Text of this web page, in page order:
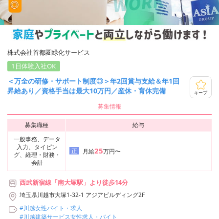
株式会社首都圏緑化サービス
1日体験入社OK
＜万全の研修・サポート制度◎＞年2回賞与支給＆年1回
昇給あり／資格手当は最大10万円／産休・育休完備
キープ
募集情報
募集職種
給与
一般事務、データ
入力、タイピン
グ、経理・財務・
会計
正 月給25万円〜
西武新宿線「南大塚駅」より徒歩14分
埼玉県川越市大塚1-32-1 アジアビルディング2F
#川越女性バイト・求人
#川越建築サービス女性求人・バイト